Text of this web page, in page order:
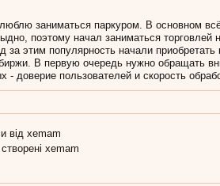
заниматься паркуром. В основном
поэтому начал заниматься
этим популярность начали
В первую очередь нужно обращать
- доверие пользователей и скорость
від xemam
xemam